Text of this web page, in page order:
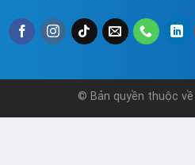
© Bản quyền thuộc